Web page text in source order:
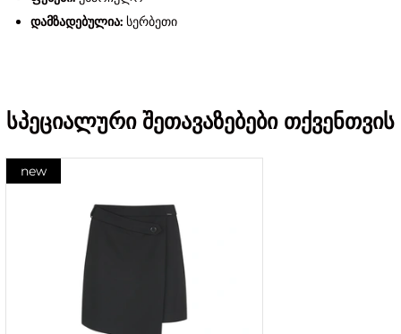
დამზადებულია:სერბეთი
სპეციალური შეთავაზებები თქვენთვის
new